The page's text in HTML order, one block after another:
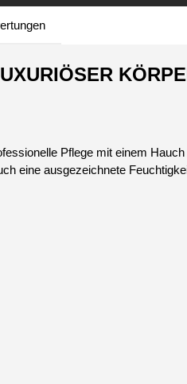
Pflege mit einem
eine ausgezeichnete